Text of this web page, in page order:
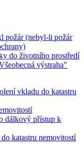
požár (nebyl-li požár
do životního prostředí
výstraha"
vkladu do katastru
dálkový přístup k
katastru nemovitostí